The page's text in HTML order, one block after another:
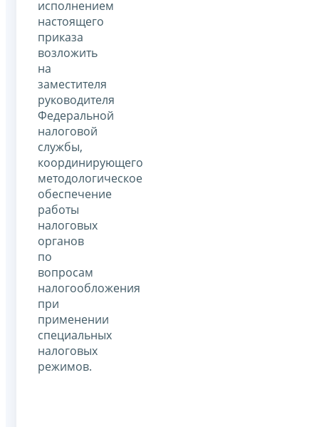
исполнением
настоящего
приказа
возложить
на
заместителя
руководителя
Федеральной
налоговой
службы,
координирующего
методологическое
обеспечение
работы
налоговых
органов
по
вопросам
налогообложения
при
применении
специальных
налоговых
режимов.